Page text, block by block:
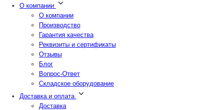
О компании
О компании
Производство
Гарантия качества
Реквизиты и сертификаты
Отзывы
Блог
Вопрос-Ответ
Складское оборудование
Доставка и оплата
Доставка